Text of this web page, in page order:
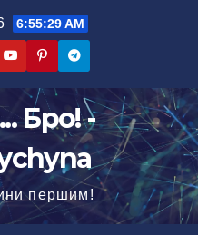
6:55:30 AM
Бро! -
першим!